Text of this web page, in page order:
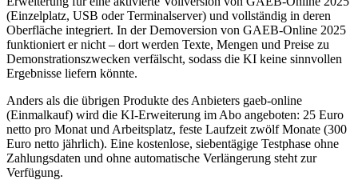
(Einzelplatz, USB oder Terminalserver) und vollständig in deren
Oberfläche integriert. In der Demoversion von GAEB-Online 2025
funktioniert er nicht – dort werden Texte, Mengen und Preise zu
Demonstrationszwecken verfälscht, sodass die KI keine sinnvollen
Ergebnisse liefern könnte.
Anders als die übrigen Produkte des Anbieters gaeb-online
(Einmalkauf) wird die KI-Erweiterung im Abo angeboten: 25 Euro
netto pro Monat und Arbeitsplatz, feste Laufzeit zwölf Monate (300
Euro netto jährlich). Eine kostenlose, siebentägige Testphase ohne
Zahlungsdaten und ohne automatische Verlängerung steht zur
Verfügung.